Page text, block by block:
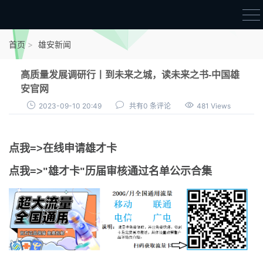
首页
审核通过公示
首页 雄安新闻
高质量发展调研行丨到未来之城，读未来之书-中国雄
安官网
2023-09-10 20:49 共有0 条评论 481 Views
点我=>在线申请雄才卡
点我=>"雄才卡"历届审核通过名单公示合集